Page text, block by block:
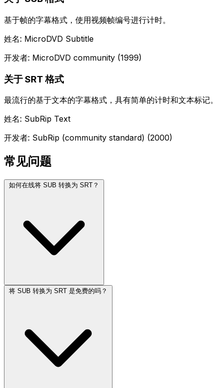
基于帧的字幕格式，使用视频帧编号进行计时。
姓名: MicroDVD Subtitle
开发者: MicroDVD community (1999)
关于 SRT 格式
最流行的基于文本的字幕格式，具有简单的计时和文本标记。
姓名: SubRip Text
开发者: SubRip (community standard) (2000)
常见问题
如何在线将 SUB 转换为 SRT？
将 SUB 转换为 SRT 是免费的吗？